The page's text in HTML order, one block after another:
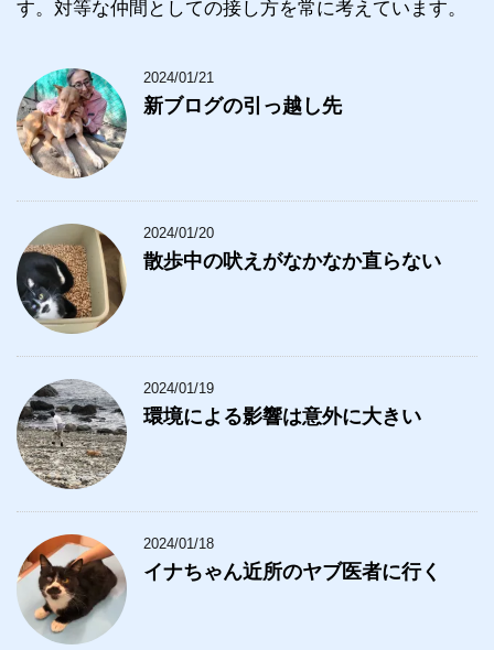
す。対等な仲間としての接し方を常に考えています。
2024/01/21
新ブログの引っ越し先
2024/01/20
散歩中の吠えがなかなか直らない
2024/01/19
環境による影響は意外に大きい
2024/01/18
イナちゃん近所のヤブ医者に行く